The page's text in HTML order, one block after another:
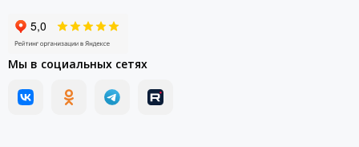
Мы в социальных сетях